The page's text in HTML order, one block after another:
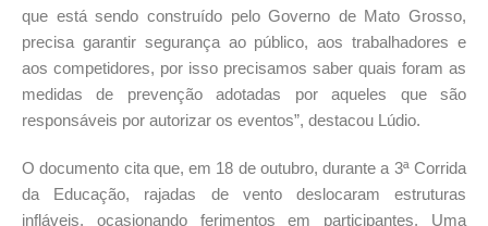
que está sendo construído pelo Governo de Mato Grosso,
precisa garantir segurança ao público, aos trabalhadores e
aos competidores, por isso precisamos saber quais foram as
medidas de prevenção adotadas por aqueles que são
responsáveis por autorizar os eventos”, destacou Lúdio.
O documento cita que, em 18 de outubro, durante a 3ª Corrida
da Educação, rajadas de vento deslocaram estruturas
infláveis, ocasionando ferimentos em participantes. Uma